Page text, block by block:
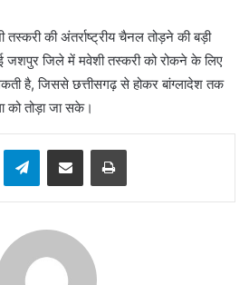
की अंतर्राष्ट्रीय चैनल तोड़ने की बड़ी
जशपुर जिले में मवेशी तस्करी को रोकने के लिए
है, जिससे छत्तीसगढ़ से होकर बांग्लादेश तक
को तोड़ा जा सके।
TelegramShare via Email Print